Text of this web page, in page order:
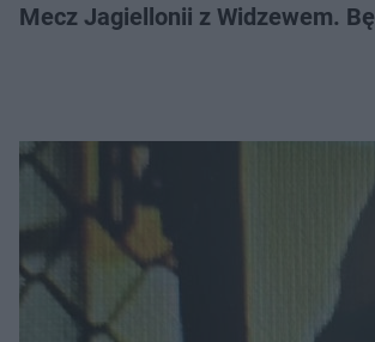
Mecz Jagiellonii z Widzewem.